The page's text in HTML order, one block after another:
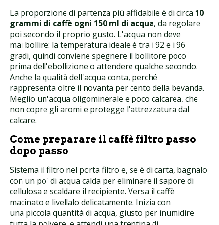
La proporzione di partenza più affidabile è di circa 10
grammi di caffè ogni 150 ml di acqua, da regolare
poi secondo il proprio gusto. L'acqua non deve
mai bollire: la temperatura ideale è tra i 92 e i 96
gradi, quindi conviene spegnere il bollitore poco
prima dell'ebollizione o attendere qualche secondo.
Anche la qualità dell'acqua conta, perché
rappresenta oltre il novanta per cento della bevanda.
Meglio un'acqua oligominerale e poco calcarea, che
non copre gli aromi e protegge l'attrezzatura dal
calcare.
Come preparare il caffè filtro passo
dopo passo
Sistema il filtro nel porta filtro e, se è di carta, bagnalo
con un po' di acqua calda per eliminare il sapore di
cellulosa e scaldare il recipiente. Versa il caffè
macinato e livellalo delicatamente. Inizia con
una piccola quantità di acqua, giusto per inumidire